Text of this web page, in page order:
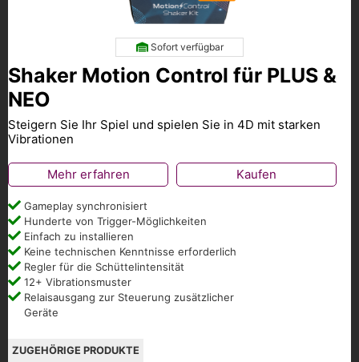
Sofort verfügbar
Shaker Motion Control für PLUS &
NEO
Steigern Sie Ihr Spiel und spielen Sie in 4D mit starken
Vibrationen
Mehr erfahren Kaufen
Gameplay synchronisiert
Hunderte von Trigger-Möglichkeiten
Einfach zu installieren
Keine technischen Kenntnisse erforderlich
Regler für die Schüttelintensität
12+ Vibrationsmuster
Relaisausgang zur Steuerung zusätzlicher
Geräte
ZUGEHÖRIGE PRODUKTE